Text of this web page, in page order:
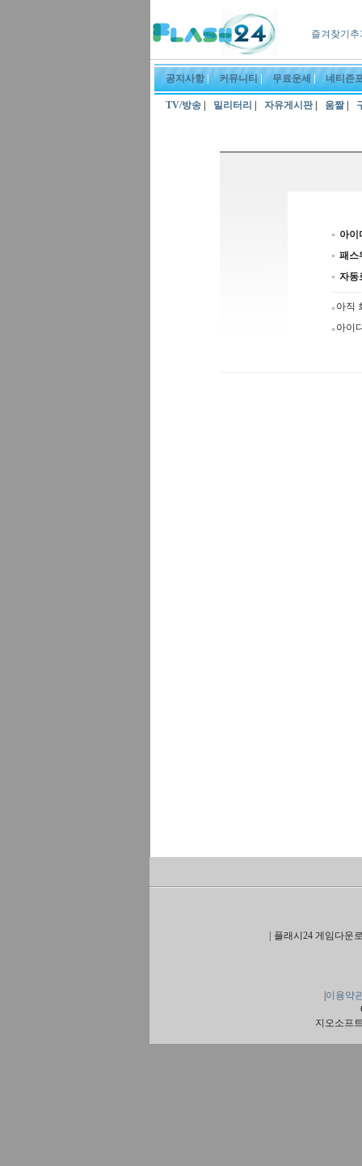
즐겨찾기
공지사항| 커뮤니티| 무료운세 |네티즌
TV/방송 밀리터리 |자유게시판| 움짤|
아이
패스
자동
아직
아이
|플래시24 게임다운
|이용약
지오소프